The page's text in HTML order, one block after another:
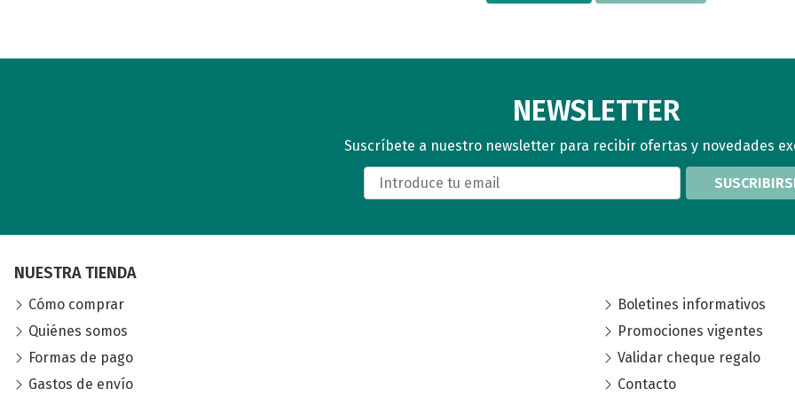
NEWSLETTER
Suscríbete a nuestro newsletter para recibir ofertas y novedades
NUESTRA TIENDA
Cómo comprar
Quiénes somos
Formas de pago
Gastos de envío
Boletines informativos
Promociones vigentes
Validar cheque regalo
Contacto